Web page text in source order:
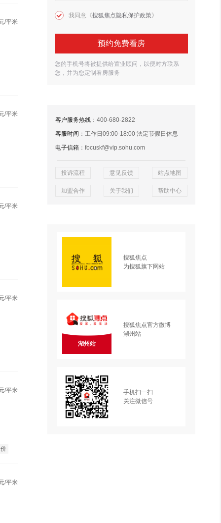
/平米
/平米
/平米
/平米
/平米
/平米
我同意《搜狐焦点隐私保护政策》
预约免费看房
您的手机号将被提供给置业顾问，以便对方联系
您，并为您定制看房服务
客户服务热线 ：400-680-2822
客服时间 ：工作日09:00-18:00 法定节假日休息
电子信箱 ：focuskf@vip.sohu.com
投诉流程 意见反馈 站点地图
加盟合作 关于我们 帮助中心
搜狐焦点
为搜狐旗下网站
湖州站
搜狐焦点官方微博
湖州站
手机扫一扫
关注微信号